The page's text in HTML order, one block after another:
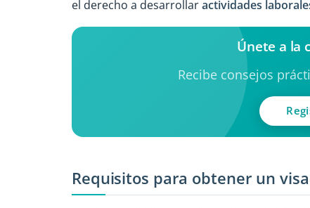
el derecho a desarrollaractividades
Únete a la
Recibe consejos
Requisitos para obtener un